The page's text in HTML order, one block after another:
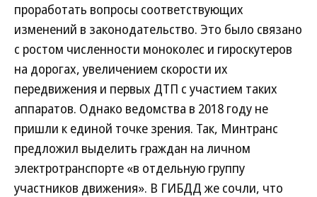
проработать вопросы соответствующих
изменений в законодательство. Это было связано
с ростом численности моноколес и гироскутеров
на дорогах, увеличением скорости их
передвижения и первых ДТП с участием таких
аппаратов. Однако ведомства в 2018 году не
пришли к единой точке зрения. Так, Минтранс
предложил выделить граждан на личном
электротранспорте «в отдельную группу
участников движения». В ГИБДД же сочли, что